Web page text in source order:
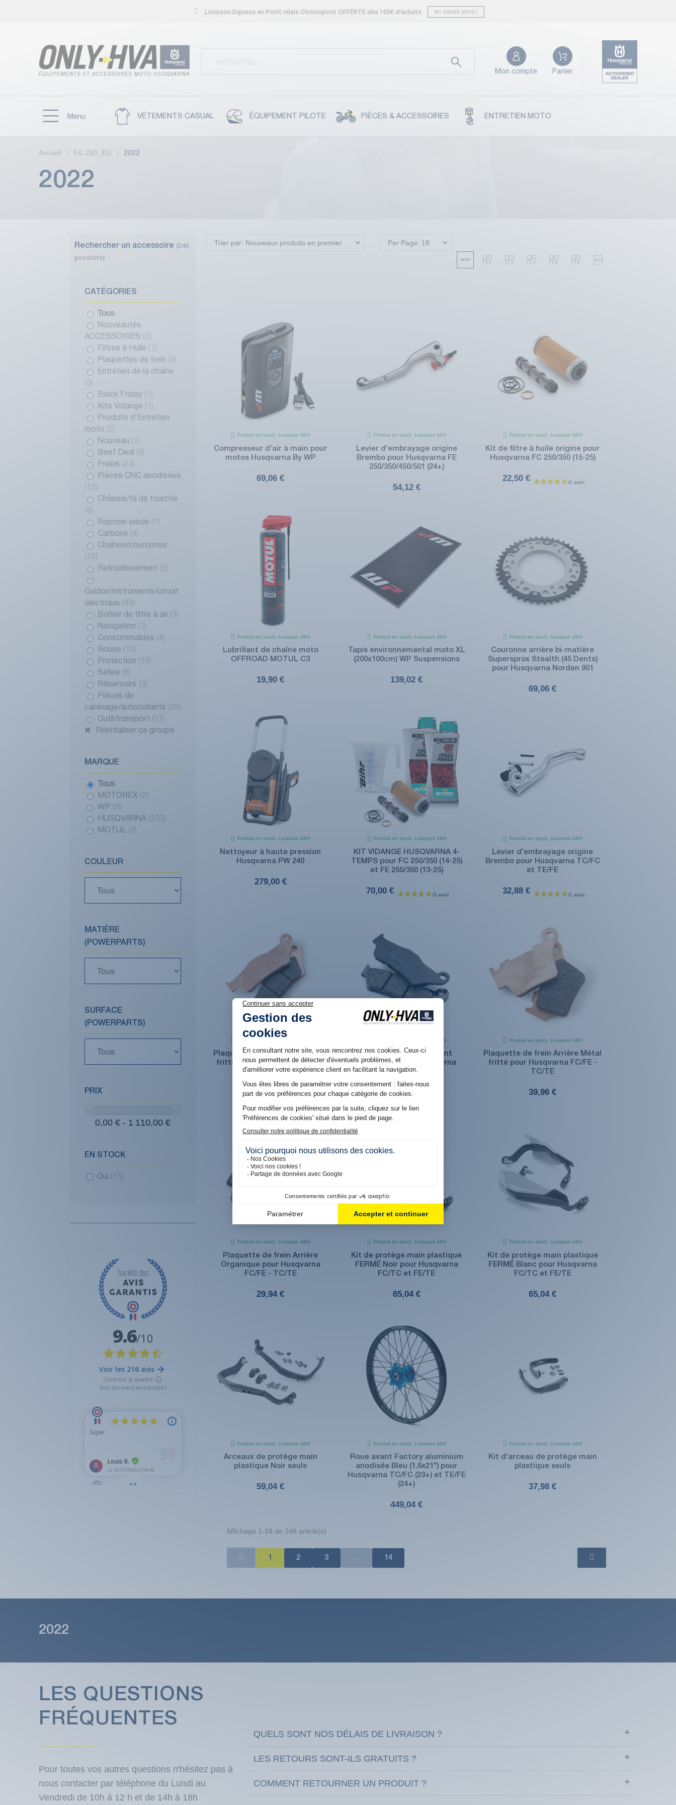
Livraison Express en Point relais Chronopost OFFERTE dès 100€ d'achats en savoir plus
Mon compte Panier
Menu VÊTEMENTS CASUAL ÉQUIPEMENT PILOTE PIÈCES & ACCESSOIRES ENTRETIEN MOTO
Accueil FC 250_EU 2022
2022
Rechercher un accessoire (246
produits)
CATÉGORIES
Tous
Nouveautés
ACCESSOIRES
(2)
Filtres à Huile
Plaquettes de frein
(4)
Entretien de la chaîne
(3)
Black Friday
Kits Vidange
Produits d'Entretien
moto
(2)
Nouveau
Best Deal
(9)
Freins
(24)
Pièces CNC anodisées
(12)
Châssis/té de fourche
(6)
Repose-pieds
Carbone
(4)
Chaînes/couronnes
(19)
Refroidissement
(6)
Guidon/instruments/circuit
électrique
(49)
Boîtier de filtre à air
(3)
Navigation
Consommables
(4)
Roues
(10)
Protection
(19)
Selles
(8)
Réservoirs
(3)
Pièces de
carénage/autocollants
(29)
Outil/transport
(57)
Réinitialiser ce groupe
MARQUE
Tous
MOTOREX
(2)
WP
(9)
HUSQVARNA
(233)
MOTUL
(2)
COULEUR
MATIÈRE
(POWERPARTS)
SURFACE
(POWERPARTS)
PRIX
0,00 € - 1 110,00 €
EN STOCK
Oui (15)
Trier par: Nouveaux produits en premier Per Page: 18
Produit en stock. Livraison 48H
Compresseur d'air à main pour
motos Husqvarna By WP
69,06 €
Produit en stock. Livraison 48H
Levier d'embrayage origine
Brembo pour Husqvarna FE
250/350/450/501 (24+)
54,12 €
Produit en stock. Livraison 48H
Kit de filtre à huile origine pour
Husqvarna FC 250/350 (15-25)
22,50 €
Produit en stock. Livraison 48H
Lubrifiant de chaîne moto
OFFROAD MOTUL C3
19,90 €
Produit en stock. Livraison 48H
Tapis environnemental moto XL
(200x100cm) WP Suspensions
139,02 €
Produit en stock. Livraison 48H
Couronne arrière bi-matière
Supersprox Stealth (45 Dents)
pour Husqvarna Norden 901
69,06 €
Produit en stock. Livraison 48H
Nettoyeur à haute pression
Husqvarna PW 240
279,00 €
Produit en stock. Livraison 48H
KIT VIDANGE HUSQVARNA 4-
TEMPS pour FC 250/350 (14-25)
et FE 250/350 (13-25)
70,00 €
Produit en stock. Livraison 48H
Levier d'embrayage origine
Brembo pour Husqvarna TC/FC
et TE/FE
32,88 €
Plaquette de frein Avant Métal
fritté pour Husqvarna FC/FE -
TC/TE
39,96 €
Produit en stock. Livraison 48H
Plaquette de frein Avant
Organique pour Husqvarna
FC/FE - TC/TE
29,94 €
Produit en stock. Livraison 48H
Plaquette de frein Arrière Métal
fritté pour Husqvarna FC/FE -
TC/TE
39,96 €
Produit en stock. Livraison 48H
Plaquette de frein Arrière
Organique pour Husqvarna
FC/FE - TC/TE
29,94 €
Produit en stock. Livraison 48H
Kit de protège main plastique
FERMÉ Noir pour Husqvarna
FC/TC et FE/TE
65,04 €
Produit en stock. Livraison 48H
Kit de protège main plastique
FERMÉ Blanc pour Husqvarna
FC/TC et FE/TE
65,04 €
Produit en stock. Livraison 48H
Arceaux de protège main
plastique Noir seuls
59,04 €
Produit en stock. Livraison 48H
Roue avant Factory aluminium
anodisée Bleu (1,6x21") pour
Husqvarna TC/FC (23+) et TE/FE
(24+)
449,04 €
Produit en stock. Livraison 48H
Kit d'arceau de protège main
plastique seuls
37,98 €
Affichage 1-18 de 246 article(s)
1 2 3 … 14
2022
LES QUESTIONS
FRÉQUENTES
Pour toutes vos autres questions n'hésitez pas à
nous contacter par téléphone du Lundi au
Vendredi de 10h à 12 h et de 14h à 18h
QUELS SONT NOS DÉLAIS DE LIVRAISON ?
LES RETOURS SONT-ILS GRATUITS ?
COMMENT RETOURNER UN PRODUIT ?